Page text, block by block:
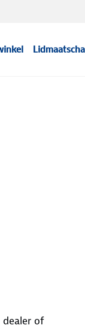
dealer of